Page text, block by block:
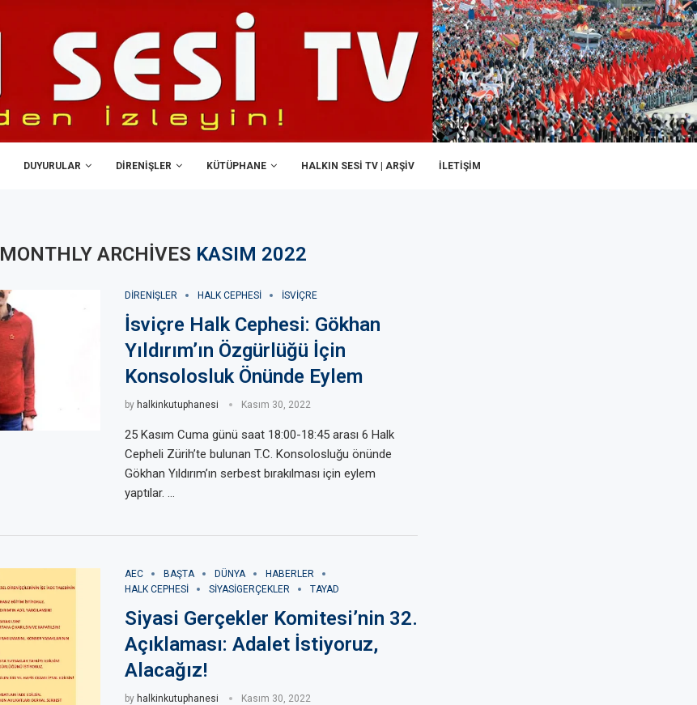
DUYURULAR DIRENIŞLER KÜTÜPHANE HALKIN SESI TV | ARŞİV İLETIŞIM
MONTHLY ARCHIVES KASIM 2022
DIRENIŞLER HALK CEPHESI ISVIÇRE
İsviçre Halk Cephesi: Gökhan
Yıldırım’ın Özgürlüğü İçin
Konsolosluk Önünde Eylem
by halkinkutuphanesi Kasım 30, 2022
25 Kasım Cuma günü saat 18:00-18:45 arası 6 Halk
Cepheli Zürih’te bulunan T.C. Konsolosluğu önünde
Gökhan Yıldırım’ın serbest bırakılması için eylem
yaptılar. …
AEC BAŞTA DÜNYA
HABERLER
HALK CEPHESI
SIYASIGERÇEKLER TAYAD
Siyasi Gerçekler Komitesi’nin 32.
Açıklaması: Adalet İstiyoruz,
Alacağız!
by halkinkutuphanesi Kasım 30, 2022